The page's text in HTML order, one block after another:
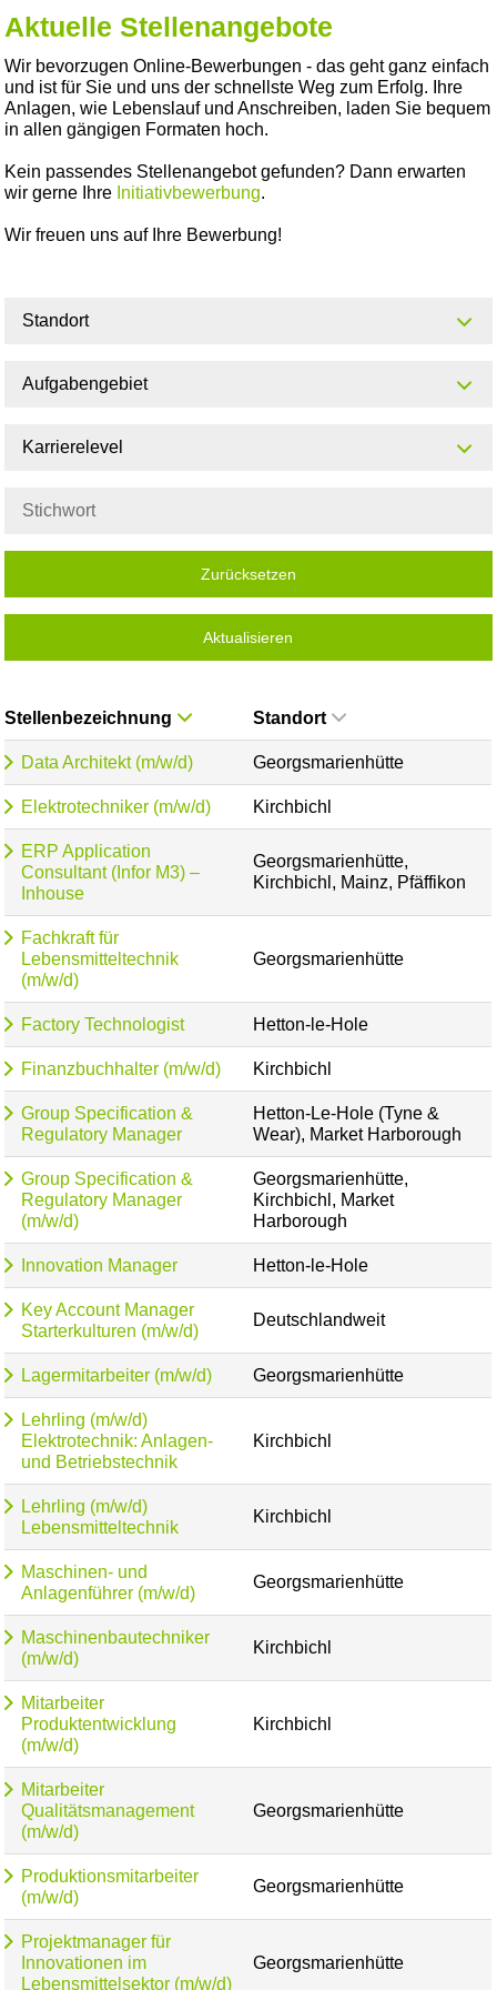
Aktuelle Stellenangebote
Wir bevorzugen Online-Bewerbungen - das geht ganz einfach
und ist für Sie und uns der schnellste Weg zum Erfolg. Ihre
Anlagen, wie Lebenslauf und Anschreiben, laden Sie bequem
in allen gängigen Formaten hoch.
Kein passendes Stellenangebot gefunden? Dann erwarten
wir gerne Ihre Initiativbewerbung.
Wir freuen uns auf Ihre Bewerbung!
Standort
Aufgabengebiet
Karrierelevel
Zurücksetzen
Aktualisieren
Stellenbezeichnung Standort
Data Architekt (m/w/d) Georgsmarienhütte
Elektrotechniker (m/w/d) Kirchbichl
ERP Application
Consultant (Infor M3) –
Inhouse
Georgsmarienhütte,
Kirchbichl, Mainz, Pfäffikon
Fachkraft für
Lebensmitteltechnik
(m/w/d)
Georgsmarienhütte
Factory Technologist Hetton-le-Hole
Finanzbuchhalter (m/w/d) Kirchbichl
Group Specification &
Regulatory Manager
Hetton-Le-Hole (Tyne &
Wear), Market Harborough
Group Specification &
Regulatory Manager
(m/w/d)
Georgsmarienhütte,
Kirchbichl, Market
Harborough
Innovation Manager Hetton-le-Hole
Key Account Manager
Starterkulturen (m/w/d)
Deutschlandweit
Lagermitarbeiter (m/w/d) Georgsmarienhütte
Lehrling (m/w/d)
Elektrotechnik: Anlagen-
und Betriebstechnik
Kirchbichl
Lehrling (m/w/d)
Lebensmitteltechnik
Kirchbichl
Maschinen- und
Anlagenführer (m/w/d)
Georgsmarienhütte
Maschinenbautechniker
(m/w/d)
Kirchbichl
Mitarbeiter
Produktentwicklung
(m/w/d)
Kirchbichl
Mitarbeiter
Qualitätsmanagement
(m/w/d)
Georgsmarienhütte
Produktionsmitarbeiter
(m/w/d)
Georgsmarienhütte
Projektmanager für
Innovationen im
Lebensmittelsektor (m/w/d)
Georgsmarienhütte